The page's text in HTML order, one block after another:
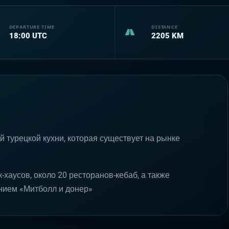
DEPARTURE TIME
18:00 UTC
DISTANCE
2205 KM
кухни, которая существует на рынке
около 20 ресторанов-кебаб, а также
«Митболл и донер»